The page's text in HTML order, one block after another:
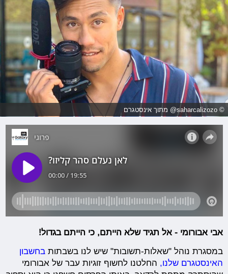
© saharcalizozo@ מתוך אינסטגרם
אבי אבורומי - אל תגיד שלא הייתם, כי הייתם בגדול!
במסגרת נוהל "שאלות-תשובות" שיש לנו בשבתותבחשבון
האינסטגרם שלנו, החלטנו לחשוף זוגיות עבר של אבורומי